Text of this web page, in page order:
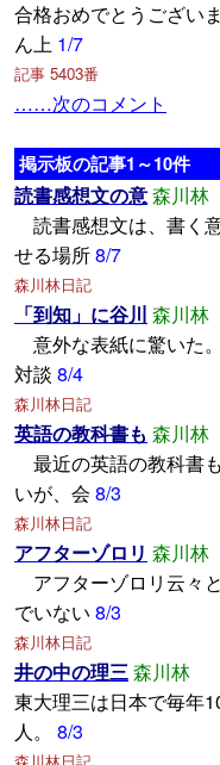
合格おめでとうござい
ん上 1/7
記事 5403番
……次のコメント
掲示板の記事1～10件
読書感想文の意森川林
読書感想文は、書く
せる場所8/7
森川林日記
「到知」に谷川 森川林
意外な表紙に驚いた
対談 8/4
森川林日記
英語の教科書も 森川林
最近の英語の教科書
いが、会 8/3
森川林日記
アフターゾロリ 森川林
アフターゾロリ云々
でいない 8/3
森川林日記
井の中の理三森川林
東大理三は日本で毎年
人。 8/3
森川林日記